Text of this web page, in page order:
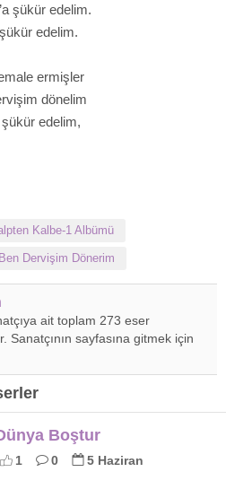
şükür edelim.
edelim.
ermişler
dönelim
edelim,
Kalbe-1 Albümü
Dervişim Dönerim
ait toplam 273 eser
Sanatçının sayfasına gitmek için
Boştur
1 0
5 Haziran